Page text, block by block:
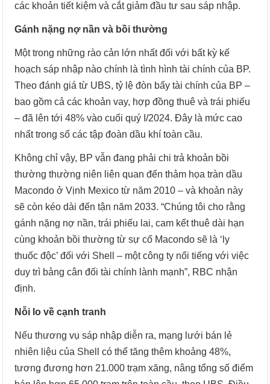
các khoản tiết kiệm và cắt giảm đầu tư sau sáp nhập.
Gánh nặng nợ nần và bồi thường
Một trong những rào cản lớn nhất đối với bất kỳ kế
hoạch sáp nhập nào chính là tình hình tài chính của BP.
Theo đánh giá từ UBS, tỷ lệ đòn bẩy tài chính của BP –
bao gồm cả các khoản vay, hợp đồng thuê và trái phiếu
– đã lên tới 48% vào cuối quý I/2024. Đây là mức cao
nhất trong số các tập đoàn dầu khí toàn cầu.
Không chỉ vậy, BP vẫn đang phải chi trả khoản bồi
thường thường niên liên quan đến thảm họa tràn dầu
Macondo ở Vịnh Mexico từ năm 2010 – và khoản này
sẽ còn kéo dài đến tận năm 2033. “Chúng tôi cho rằng
gánh nặng nợ nần, trái phiếu lai, cam kết thuê dài hạn
cùng khoản bồi thường từ sự cố Macondo sẽ là ‘ly
thuốc độc’ đối với Shell – một công ty nổi tiếng với việc
duy trì bảng cân đối tài chính lành mạnh”, RBC nhận
định.
Nỗi lo về cạnh tranh
Nếu thương vụ sáp nhập diễn ra, mạng lưới bán lẻ
nhiên liệu của Shell có thể tăng thêm khoảng 48%,
tương đương hơn 21.000 trạm xăng, nâng tổng số điểm